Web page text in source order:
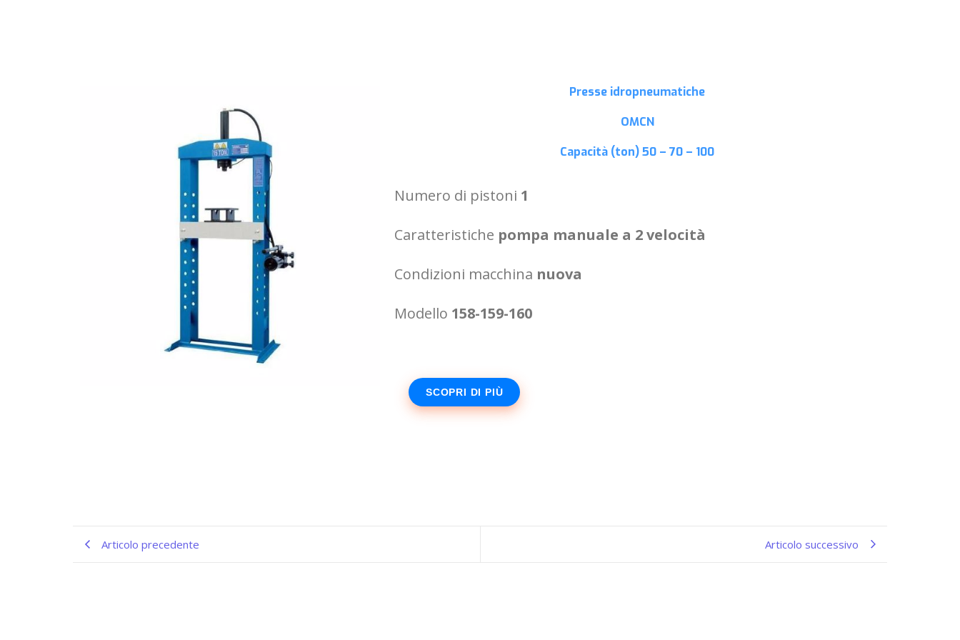
Presse idropneumatiche
OMCN
Capacità (ton)50 – 70 – 100
Numero di pistoni 1
Caratteristiche pompa manuale a 2 velocità
Condizioni macchina nuova
Modello 158-159-160
SCOPRI DI PIÙ
Articolo precedente Articolo successivo